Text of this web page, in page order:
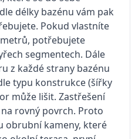
délky bazénu vám pak
Pokud vlastníte
potřebujete
segmentech. Dále
z každé strany bazénu
typu konstrukce (šířky
může lišit. Zastřešení
rovný povrch. Proto
obrubní kameny, které